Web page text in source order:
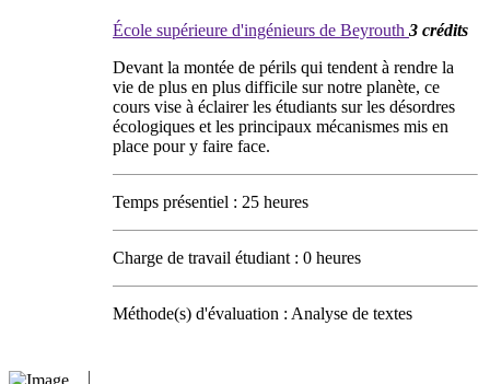
École supérieure d'ingénieurs de Beyrouth 3 crédits
Devant la montée de périls qui tendent à rendre la
vie de plus en plus difficile sur notre planète, ce
cours vise à éclairer les étudiants sur les désordres
écologiques et les principaux mécanismes mis en
place pour y faire face.
Temps présentiel : 25 heures
Charge de travail étudiant : 0 heures
Méthode(s) d'évaluation : Analyse de textes